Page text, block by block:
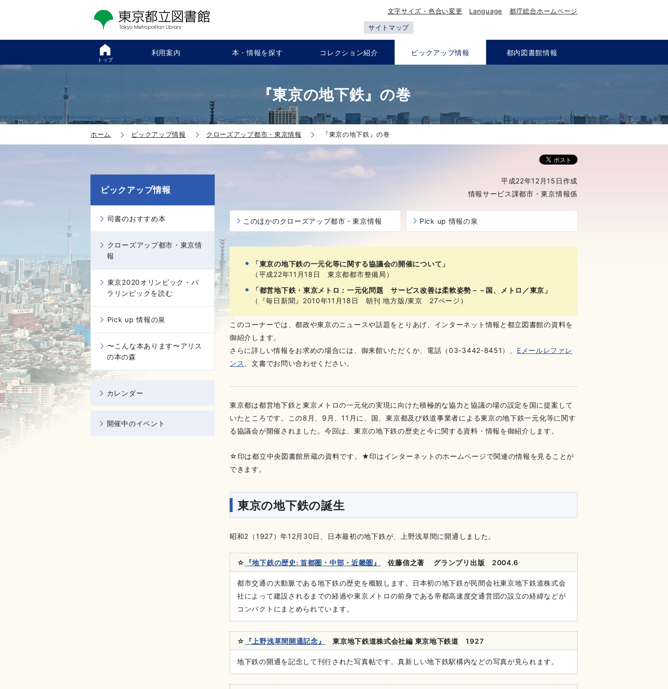
文字サイズ・色合い変更 Language 都庁総合ホームページ
サイトマップ
トップ
利用案内 本・情報を探す コレクション紹介 ピックアップ情報 都内図書館情報
『東京の地下鉄』の巻
ホーム ピックアップ情報 クローズアップ都市・東京情報 『東京の地下鉄』の巻
平成22年12月15日作成
情報サービス課都市・東京情報係
このほかのクローズアップ都市・東京情報 Pick up 情報の泉
「東京の地下鉄の一元化等に関する協議会の開催について」
（平成22年11月18日 東京都都市整備局）
「都営地下鉄・東京メトロ：一元化問題 サービス改善は柔軟姿勢－－国、メトロ／東京」
（『毎日新聞』2010年11月18日 朝刊 地方版/東京 27ページ）
このコーナーでは、都政や東京のニュースや話題をとりあげ、インターネット情報と都立図書館の資料を
御紹介します。
さらに詳しい情報をお求めの場合には、御来館いただくか、電話（03-3442-8451）、 Eメールレファレ
ンス
、文書でお問い合わせください。
東京都は都営地下鉄と東京メトロの一元化の実現に向けた積極的な協力と協議の場の設定を国に提案して
いたところです。この8月、9月、11月に、国、東京都及び鉄道事業者による東京の地下鉄一元化等に関す
る協議会が開催されました。今回は、東京の地下鉄の歴史と今に関する資料・情報を御紹介します。
☆印は都立中央図書館所蔵の資料です。★印はインターネットのホームページで関連の情報を見ることが
できます。
東京の地下鉄の誕生
昭和2（1927）年12月30日、日本最初の地下鉄が、上野浅草間に開通しました。
☆ 『地下鉄の歴史: 首都圏・中部・近畿圏』 佐藤信之著 グランプリ出版 2004.6
都市交通の大動脈である地下鉄の歴史を概観します。日本初の地下鉄が民間会社東京地下鉄道株式会
社によって建設されるまでの経過や東京メトロの前身である帝都高速度交通営団の設立の経緯などが
コンパクトにまとめられています。
☆ 『上野浅草間開通記念』 東京地下鉄道株式会社編 東京地下鉄道 1927
地下鉄の開通を記念して刊行された写真帖です。真新しい地下鉄駅構内などの写真が見られます。
ピックアップ情報
司書のおすすめ本
クローズアップ都市・東京情
報
東京2020オリンピック・パ
ラリンピックを読む
Pick up 情報の泉
〜こんな本あります〜アリス
の本の森
カレンダー
開催中のイベント